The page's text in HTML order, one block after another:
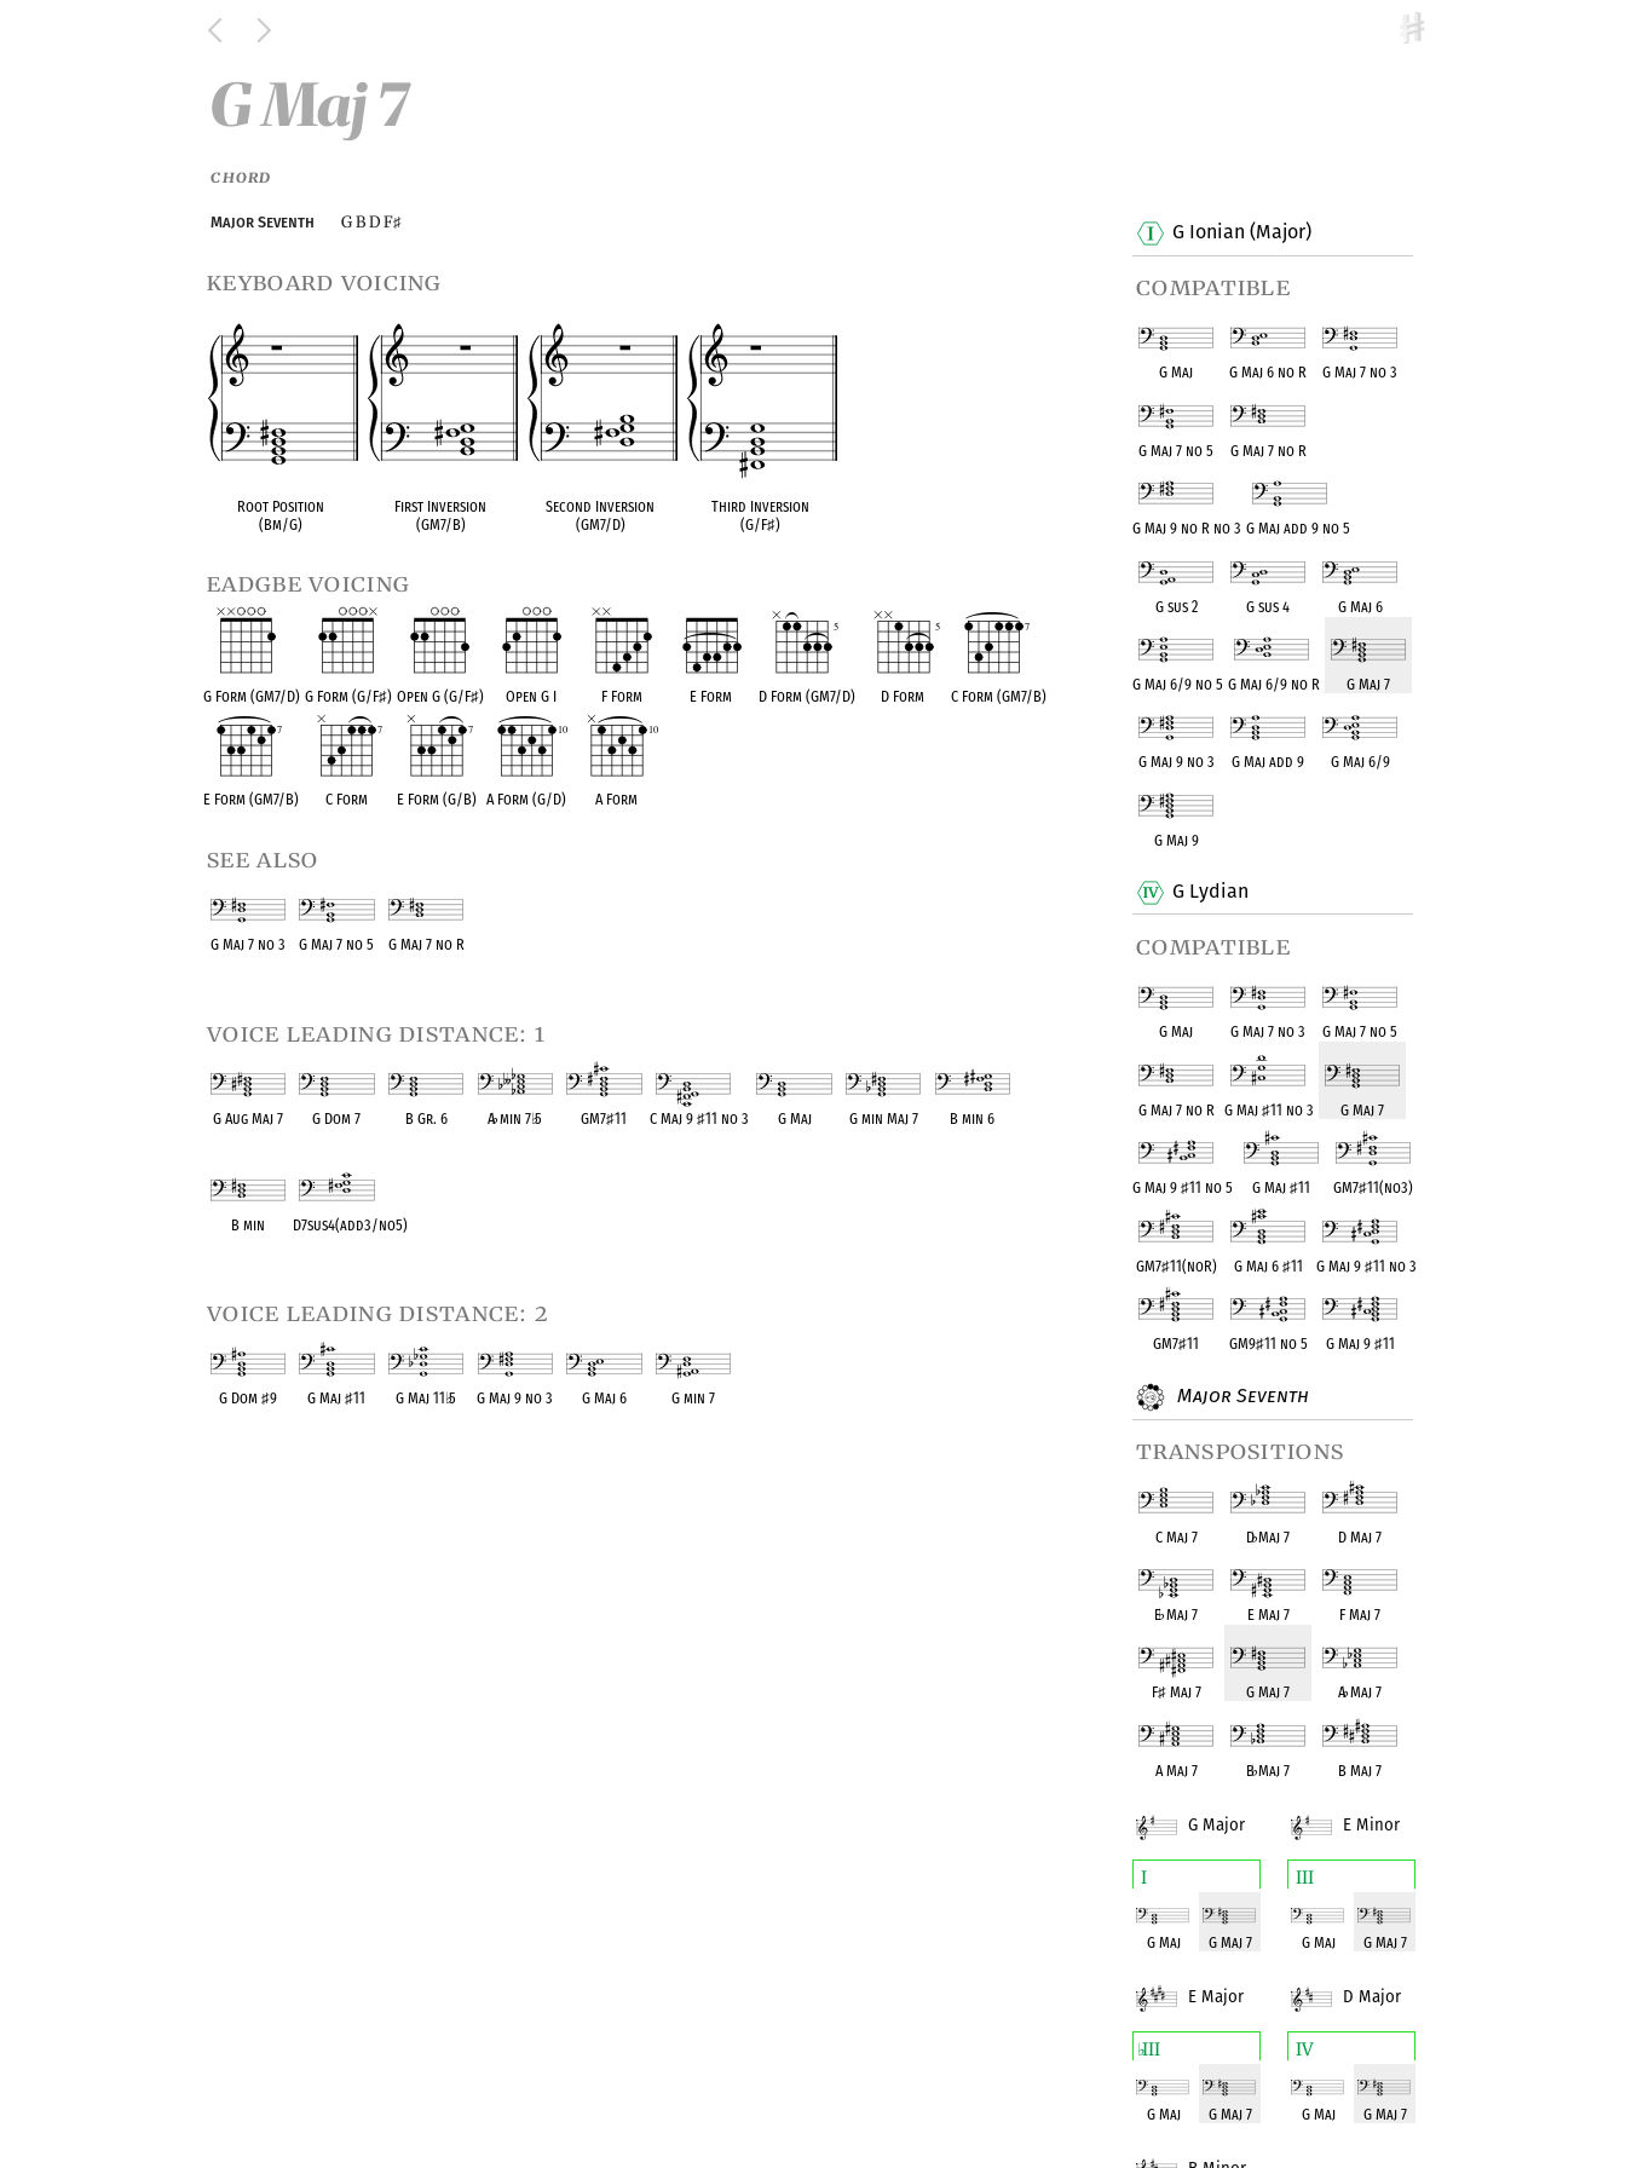
G Ionian (Major)
compatible
G Maj G Maj 6 no R G Maj 7 no 3
G Maj 7 no 5 G Maj 7 no R
G Maj 9 no R no 3 G Maj add 9 no 5
G sus 2 G sus 4 G Maj 6
G Maj 6/9 no 5 G Maj 6/9 no R G Maj 7
G Maj 9 no 3 G Maj add 9 G Maj 6/9
G Maj 9
G Lydian
compatible
G Maj G Maj 7 no 3 G Maj 7 no 5
G Maj 7 no R G Maj♯11 no 3 G Maj 7
G Maj 9 ♯11 no 5 G Maj♯11 GM7♯11(no3)
GM7♯11(noR) G Maj 6 ♯11 G Maj 9♯11 no 3
GM7♯11 GM9♯11 no 5 G Maj 9 ♯11
Major Seventh
transpositions
C Maj 7 D♭Maj 7 D Maj 7
E♭Maj 7 E Maj 7 F Maj 7
F♯Maj 7 G Maj 7 A♭Maj 7
A Maj 7 B♭Maj 7 B Maj 7
G Major
I
G Maj G Maj 7
E Minor
III
G Maj G Maj 7
E Major
♭III
G Maj G Maj 7
D Major
IV
G Maj G Maj 7
G Maj 7
CHORD
Major Seventh G B D F♯
keyboard voicing
Root Position
(Bm/G)
First Inversion
(GM7/B)
Second Inversion
(GM7/D)
Third Inversion
(G/F♯)
eadgbe voicing
G Form (GM7/D) G Form (G/F♯) Open G (G/F♯) Open G I F Form E Form D Form (GM7/D) D Form C Form (GM7/B)
E Form (GM7/B) C Form E Form (G/B) A Form (G/D) A Form
see also
G Maj 7 no 3 G Maj 7 no 5 G Maj 7 no R
voice leading distance: 1
G Aug Maj 7 G Dom 7 B Gr. 6 A♭min 7♭5 GM7♯11 C Maj 9 ♯11 no 3 G Maj G min Maj 7 B min 6
B min D7sus4(add3/no5)
voice leading distance: 2
G Dom ♯9 G Maj♯11 G Maj 11♭5 G Maj 9 no 3 G Maj 6 G min 7